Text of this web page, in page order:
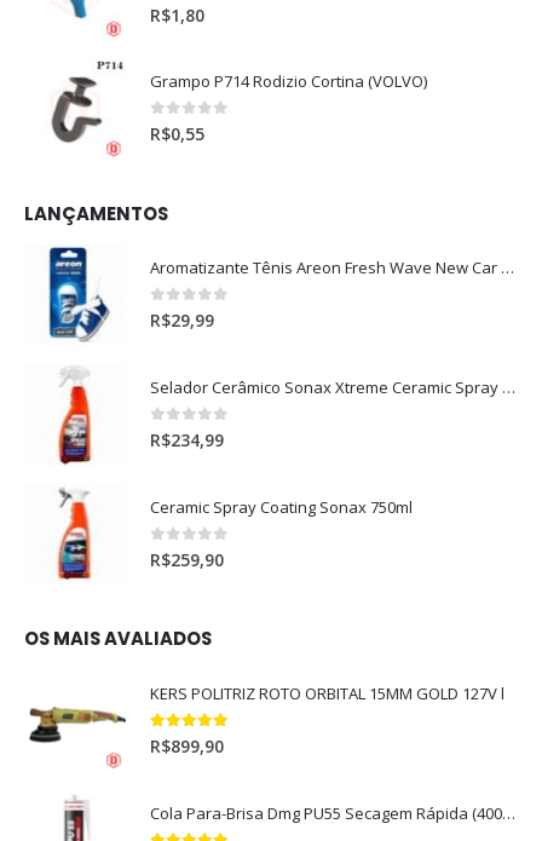
0 out of 5
R$1,80
Grampo P714 Rodizio Cortina (VOLVO)
0out of 5
R$0,55
LANÇAMENTOS
Aromatizante Tênis Areon Fresh Wave New Car / Carro Novo
0out of 5
R$29,99
Selador Cerâmico Sonax Xtreme Ceramic Spray + Seal (750ml)
0out of 5
R$234,99
Ceramic Spray Coating Sonax 750ml
0out of 5
R$259,90
OS MAIS AVALIADOS
KERS POLITRIZ ROTO ORBITAL 15MM GOLD 127V l
5.00out of 5
R$899,90
Cola Para-Brisa Dmg PU55 Secagem Rápida (400gr)